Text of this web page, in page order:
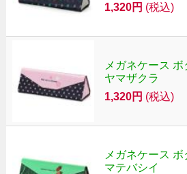
1,320円 (税込)
メガネケース
ヤマザクラ
1,320円 (税込)
メガネケース
マテバシイ